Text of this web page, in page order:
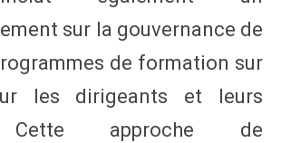
sur la gouvernance de
de formation sur
les dirigeants et leurs
Cette approche de